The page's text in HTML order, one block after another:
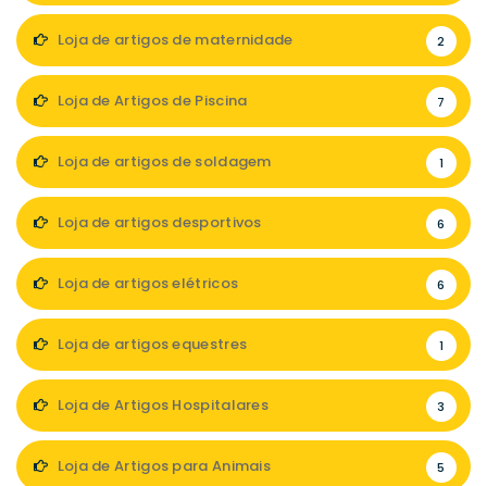
Loja de artigos de maternidade 2
Loja de Artigos de Piscina 7
Loja de artigos de soldagem 1
Loja de artigos desportivos 6
Loja de artigos elétricos 6
Loja de artigos equestres 1
Loja de Artigos Hospitalares 3
Loja de Artigos para Animais 5